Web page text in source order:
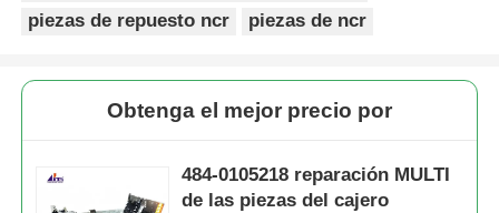
piezas de repuesto ncr
piezas de ncr
Obtenga el mejor precio por
484-0105218 reparación MULTI
de las piezas del cajero